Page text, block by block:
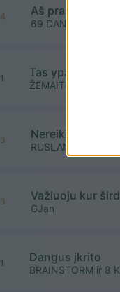
4 Aš prašau
69 DANGUJE
1 Tas ypatingas
ŽEMAITUKAI
3 Nereikia nieko,
RUSLANAS
3 Važiuoju kur
GJan
1 Dangus įkrito
BRAINSTORM ir 8